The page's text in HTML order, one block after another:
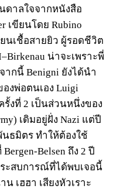
ดาลใจจากหนังสือ
เขียนโดย Rubino
ยนเชื้อสายยิว ผู้รอดชีวิต
น่าจะเพราะพี่
กนี้ Benigni ยังได้นำ
งพ่อตนเอง Luigi
งที่ 2 เป็นส่วนหนึ่งของ
เดิมอยู่ฝั่ง Nazi แต่ปี
นธมิตร ทำให้ต้องใช้
Belsen ถึง 2 ปี
ระสบการณ์ที่ได้พบเจอนี้
เฮฮา เสียงหัวเราะ